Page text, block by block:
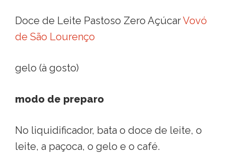
Doce de Leite Pastoso Zero AçúcarVovó
de São Lourenço
gelo (à gosto)
modo de preparo
No liquidificador, bata o doce de leite, o
leite, a paçoca, o gelo e o café.